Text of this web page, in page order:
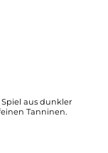
aus dunkler
Tanninen.